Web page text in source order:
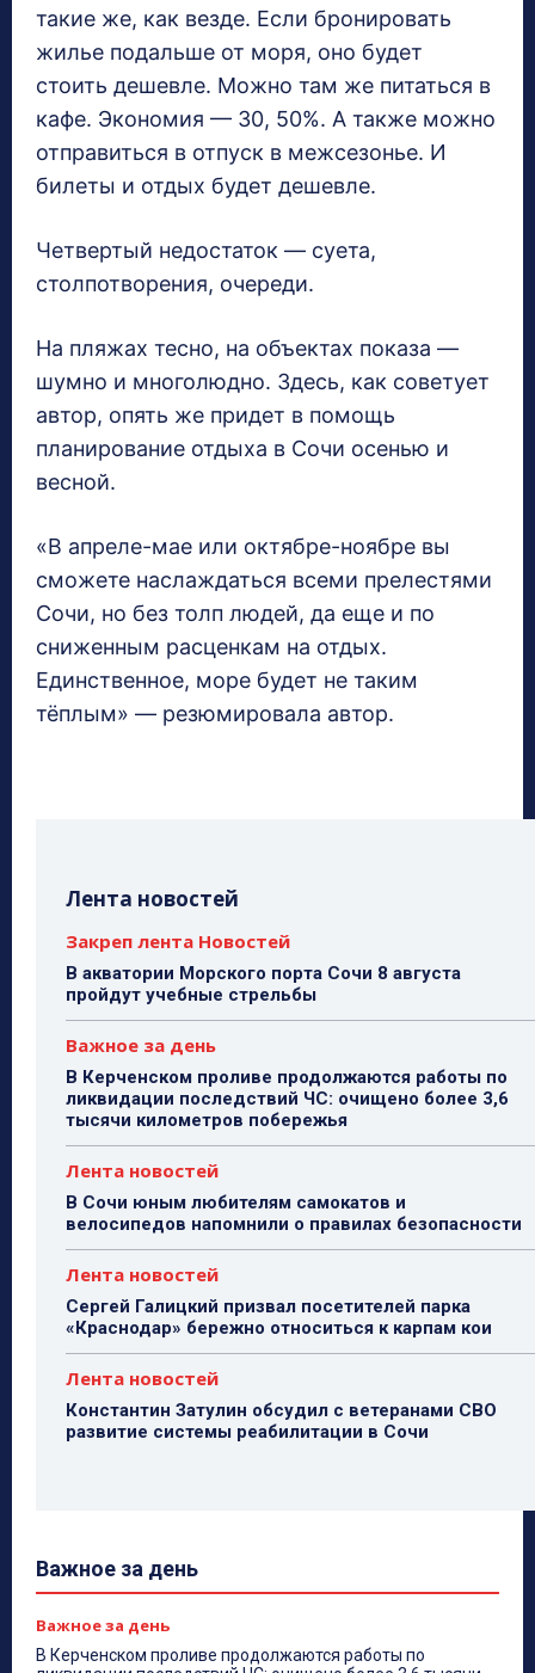
такие же, как везде. Если бронировать
жилье подальше от моря, оно будет
стоить дешевле. Можно там же питаться в
кафе. Экономия — 30, 50%. А также можно
отправиться в отпуск в межсезонье. И
билеты и отдых будет дешевле.
Четвертый недостаток — суета,
столпотворения, очереди.
На пляжах тесно, на объектах показа —
шумно и многолюдно. Здесь, как советует
автор, опять же придет в помощь
планирование отдыха в Сочи осенью и
весной.
«В апреле-мае или октябре-ноябре вы
сможете наслаждаться всеми прелестями
Сочи, но без толп людей, да еще и по
сниженным расценкам на отдых.
Единственное, море будет не таким
тёплым» — резюмировала автор.
Лента новостей
Закреп лента Новостей
В акватории Морского порта Сочи 8 августа
пройдут учебные стрельбы
Важное за день
В Керченском проливе продолжаются работы по
ликвидации последствий ЧС: очищено более 3,6
тысячи километров побережья
Лента новостей
В Сочи юным любителям самокатов и
велосипедов напомнили о правилах безопасности
Лента новостей
Сергей Галицкий призвал посетителей парка
«Краснодар» бережно относиться к карпам кои
Лента новостей
Константин Затулин обсудил с ветеранами СВО
развитие системы реабилитации в Сочи
Важное за день
Важное за день
В Керченском проливе продолжаются работы по